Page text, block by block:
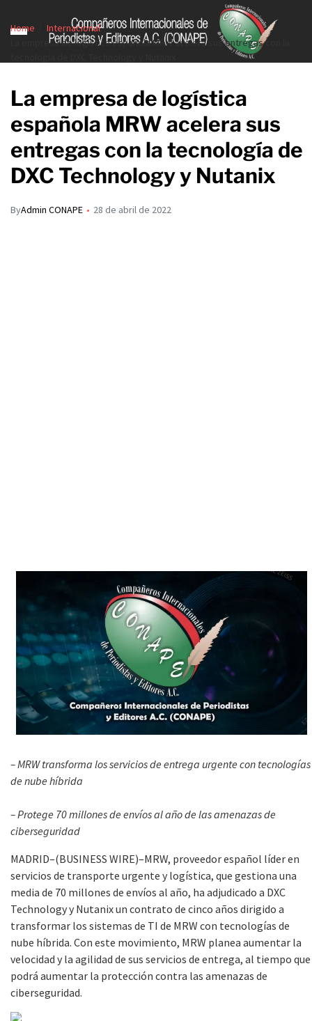
Home
Internacional
La empresa de logística española MRW acelera sus entregas con la
La empresa de logística
española MRW acelera sus
entregas con la tecnología de
DXC Technology y Nutanix
ByAdmin CONAPE 28 de abril de 2022
– MRW transforma los servicios de entrega urgente con tecnologías
de nube híbrida
– Protege 70 millones de envíos al año de las amenazas de
ciberseguridad
MADRID–(BUSINESS WIRE)–MRW, proveedor español líder en
servicios de transporte urgente y logística, que gestiona una
media de 70 millones de envíos al año, ha adjudicado a DXC
Technology y Nutanix un contrato de cinco años dirigido a
transformar los sistemas de TI de MRW con tecnologías de
nube híbrida. Con este movimiento, MRW planea aumentar la
velocidad y la agilidad de sus servicios de entrega, al tiempo que
podrá aumentar la protección contra las amenazas de
ciberseguridad.